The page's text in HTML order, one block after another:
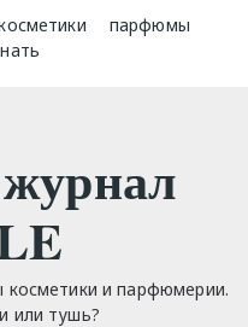
парфюмы
и парфюмерии.
или тушь?